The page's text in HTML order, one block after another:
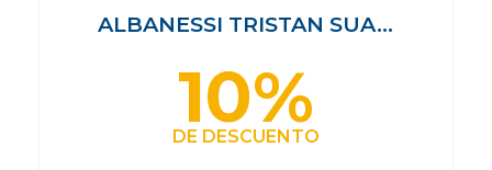
ALBANESSI TRISTAN SUA…
10%
DE DESCUENTO